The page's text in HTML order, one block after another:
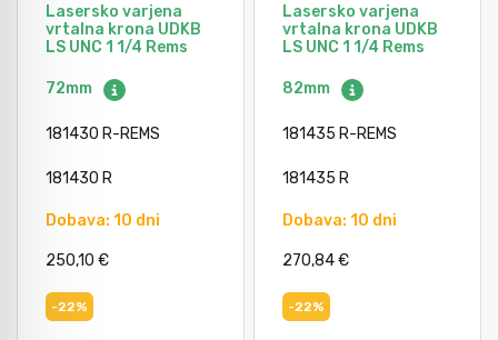
Lasersko varjena
vrtalna krona UDKB
LS UNC 1 1/4 Rems
72mm
181430 R-REMS
181430 R
Dobava: 10 dni
250,10 €
-22%
Lasersko varjena
vrtalna krona UDKB
LS UNC 1 1/4 Rems
82mm
181435 R-REMS
181435 R
Dobava: 10 dni
270,84 €
-22%